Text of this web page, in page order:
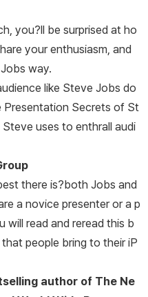
you?ll be surprised at ho
your enthusiasm, and
way.
like Steve Jobs do
Presentation Secrets of St
uses to enthrall audi
there is?both Jobs and
a novice presenter or a p
will read and reread this b
people bring to their iP
author of The Ne